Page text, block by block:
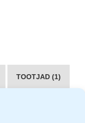
TOOTJAD (1)
ninakarvade ja
ioonaku tagab